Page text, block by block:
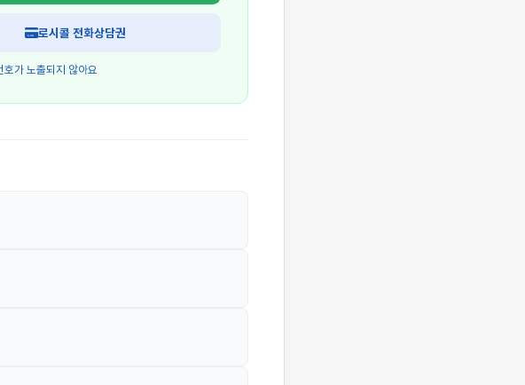
로시콜 전화상담권
가 노출되지 않아요